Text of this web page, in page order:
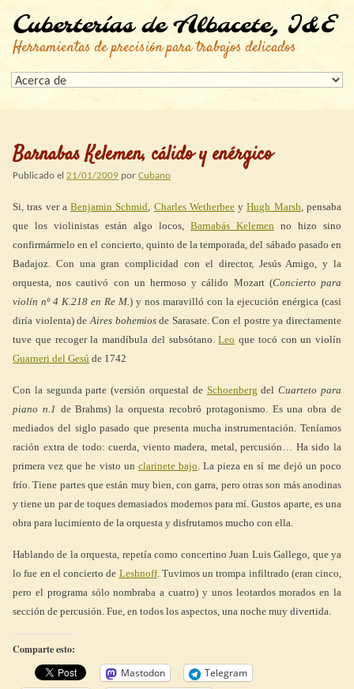
Cuberterías de Albacete, I&E
Herramientas de precisión para trabajos delicados
Barnabas Kelemen, cálido y enérgico
Publicado el 21/01/2009 por Cubano
Si, tras ver aBenjamin Schmid, Charles WetherbeeyHugh Marsh, pensaba
que los violinistas están algo locos, Barnabás Kelemen no hizo sino
confirmármelo en el concierto, quinto de la temporada, del sábado pasado en
Badajoz. Con una gran complicidad con el director, Jesús Amigo, y la
orquesta, nos cautivó con un hermoso y cálido Mozart (Concierto para
violín nº 4 K.218 en Re M.) y nos maravilló con la ejecución enérgica (casi
diría violenta) deAires bohemiosde Sarasate. Con el postre ya directamente
tuve que recoger la mandíbula del subsótano.Leo que tocó con un violín
Guarneri del Gesú de 1742
Con la segunda parte (versión orquestal de Schoenberg delCuarteto para
piano n.1 de Brahms) la orquesta recobró protagonismo. Es una obra de
mediados del siglo pasado que presenta mucha instrumentación. Teníamos
ración extra de todo: cuerda, viento madera, metal, percusión… Ha sido la
primera vez que he visto un clarinete bajo. La pieza en sí me dejó un poco
frío. Tiene partes que están muy bien, con garra, pero otras son más anodinas
y tiene un par de toques demasiados modernos para mí. Gustos aparte, es una
obra para lucimiento de la orquesta y disfrutamos mucho con ella.
Hablando de la orquesta, repetía como concertino Juan Luis Gallego, que ya
lo fue en el concierto de Leshnoff. Tuvimos un trompa infiltrado (eran cinco,
pero el programa sólo nombraba a cuatro) y unos leotardos morados en la
sección de percusión. Fue, en todos los aspectos, una noche muy divertida.
Comparte esto:
Mastodon
Telegram